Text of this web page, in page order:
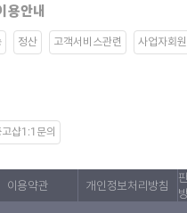
용안내
정산 고객서비스관련 사업자회
고샵1:1문의
이용약관 개인정보처리방침